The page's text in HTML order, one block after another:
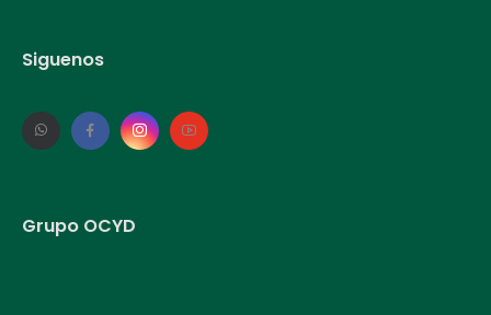
Siguenos
Grupo OCYD